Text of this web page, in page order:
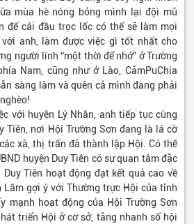
mùa hè nóng bỏng mình lại đội mũ
để cái đầu trọc lốc có thể sẽ làm mọi
anh, làm được việc gì tốt nhất cho
người lính “một thời để nhớ” ở Trường
Nam, cũng như ở Lào, CămPuChia
sàng làm và quên cả mình đang phải
huyện Lý Nhân, anh tiếp tục cùng
Tiên, nơi Hội Trường Sơn đang là lá cờ
xã, thị trấn đã thành lập Hội. Có thể
huyện Duy Tiên có sự quan tâm đặc
Duy Tiên hoạt động đạt kết quả cao về
Lâm gợi ý với Thường trực Hội của tỉnh
mạnh hoạt động của Hội Trường Sơn
triển Hội ở cơ sở, tăng nhanh số hội